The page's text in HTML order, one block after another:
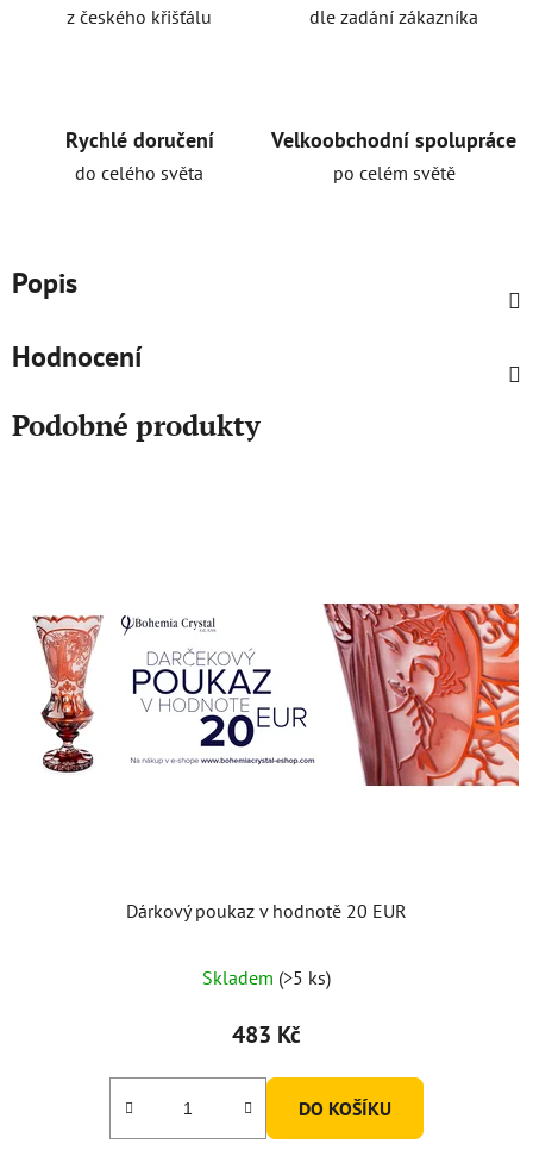
z českého křišťálu dle zadání zákazníka
Rychlé doručení
do celého světa
Velkoobchodní spolupráce
po celém světě
Popis
Hodnocení
Podobné produkty
Dárkový poukaz v hodnotě 20 EUR
Skladem (>5 ks)
483 Kč
DO KOŠÍKU